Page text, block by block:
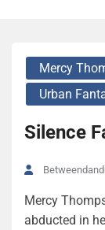
Mercy
Urban
Silence
Mercy
abducted in